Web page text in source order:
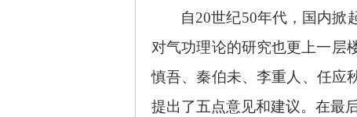
自20世纪50年代，国内掀
对气功理论的研究也更上一层
慎吾、秦伯未、李重人、任应
提出了五点意见和建议。在最